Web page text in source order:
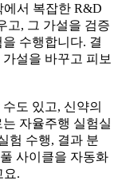
서 복잡한 R&D
고, 그 가설을 검증
수행합니다. 결
설을 바꾸고 피보
도 있고, 신약의
자율주행 실험실
험 수행, 결과 분
사이클을 자동화
요.